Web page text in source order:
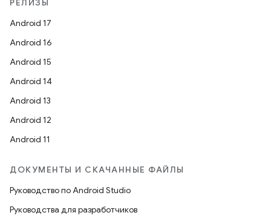
РЕЛИЗЫ
Android 17
Android 16
Android 15
Android 14
Android 13
Android 12
Android 11
ДОКУМЕНТЫ И СКАЧАННЫЕ ФАЙЛЫ
Руководство по Android Studio
Руководства для разработчиков